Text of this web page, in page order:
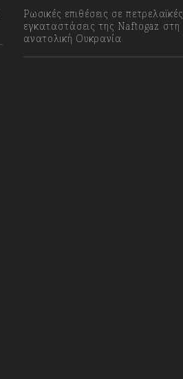
Ρωσικές επιθέσεις σε πετρελαϊκές
εγκαταστάσεις της Naftogaz στη
ανατολική Ουκρανία